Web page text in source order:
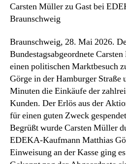
Carsten Müller zu Gast bei
Braunschweig
Braunschweig, 28. Mai 2026.
Bundestagsabgeordnete
einen politischen Marktbesuch
Görge in der Hamburger Straße
Minuten die Einkäufe der
Kunden. Der Erlös aus der
für einen guten Zweck
Begrüßt wurde Carsten Müller
EDEKA-Kaufmann Matthias
Einweisung an der Kasse ging